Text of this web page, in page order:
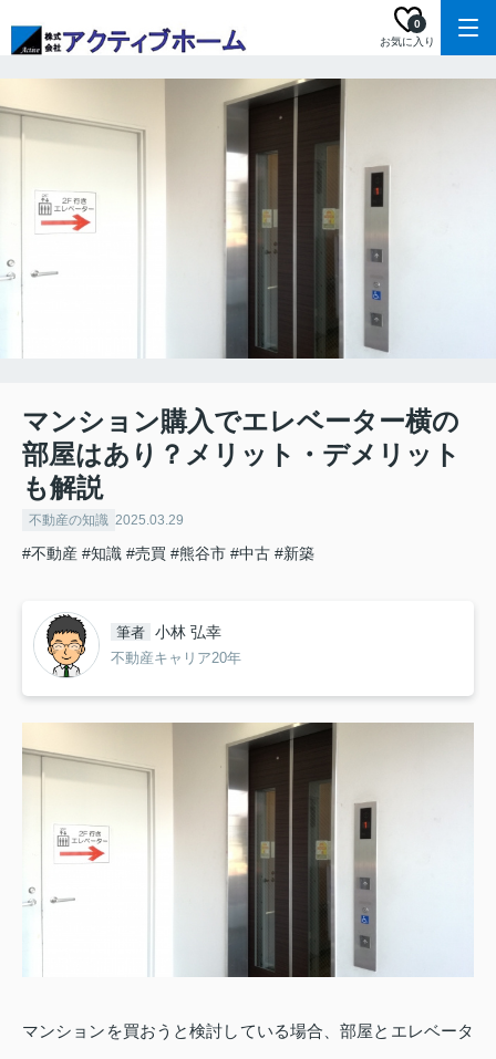
お気に入り
0
マンション購入でエレベーター横の
部屋はあり？メリット・デメリット
も解説
不動産の知識 2025.03.29
#不動産 #知識 #売買 #熊谷市 #中古 #新築
筆者 小林 弘幸
不動産キャリア20年
マンションを買おうと検討している場合、部屋とエレベータ